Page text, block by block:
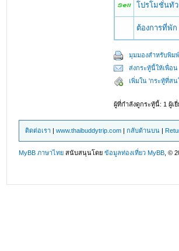
โปรโมชั่นทัว
ต้องการที่พั
มุมมองสำหรับพิมพ์
ส่งกระทู้นี้ให้เพื่อน
เพิ่มใน 'กระทู้ที่สน
ผู้ที่กำลังดูกระทู้นี้: 1 ผู้เ
ติดต่อเรา |www.thaibuddytrip.com |กลับด้านบน |
MyBB ภาษาไทย สนับสนุนโดยข้อมูลท่องเที่ยว MyBB , ©